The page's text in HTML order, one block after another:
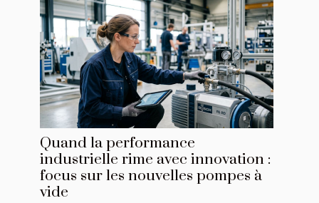
Quand la performance
industrielle rime avec innovation :
focus sur les nouvelles pompes à
vide